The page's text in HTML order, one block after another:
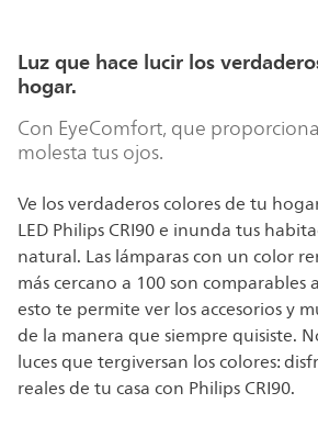
Luz que hace lucir los
hogar.
Con EyeComfort, que
molesta tus ojos.
Ve los verdaderos colores de tu
LED Philips CRI90 e inunda tus
natural. Las lámparas con un color
más cercano a 100 son comparables
esto te permite ver los accesorios y
de la manera que siempre quisiste.
luces que tergiversan los colores:
reales de tu casa con Philips CRI90.